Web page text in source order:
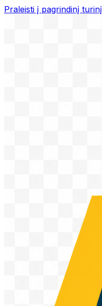
Praleisti į pagrindinį turinį